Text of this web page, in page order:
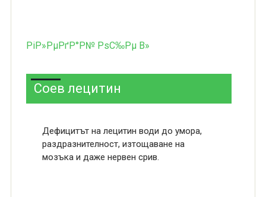
РіР»РµРґР°Р№ РѕС‰Рµ В»
Соев лецитин
Дефицитът на лецитин води до умора,
раздразнителност, изтощаване на
мозъка и даже нервен срив.